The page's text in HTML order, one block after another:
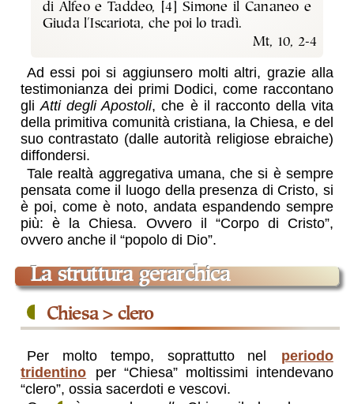
di Alfeo e Taddeo, [4] Simone il Cananeo e
Giuda l'Iscariota, che poi lo tradì.
Mt, 10, 2-4
Ad essi poi si aggiunsero molti altri, grazie alla
testimonianza dei primi Dodici, come raccontano
gliAtti degli Apostoli, che è il racconto della vita
della primitiva comunità cristiana, la Chiesa, e del
suo contrastato (dalle autorità religiose ebraiche)
diffondersi.
Tale realtà aggregativa umana, che si è sempre
pensata come il luogo della presenza di Cristo, si
è poi, come è noto, andata espandendo sempre
più: è la Chiesa. Ovvero il “Corpo di Cristo”,
ovvero anche il “popolo di Dio”.
la struttura gerarchica
Chiesa > clero
Per molto tempo, soprattutto nel
periodo
tridentino per “Chiesa” moltissimi intendevano
“clero”, ossia sacerdoti e vescovi.